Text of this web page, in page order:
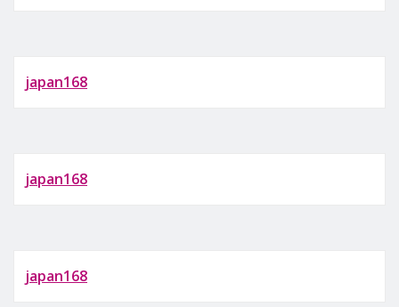
japan168
japan168
japan168